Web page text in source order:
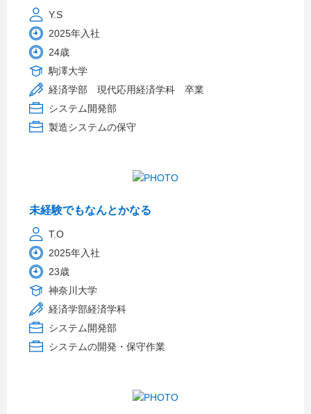
Y.S
2025年入社
24歳
駒澤大学
経済学部 現代応用経済学科 卒業
システム開発部
製造システムの保守
未経験でもなんとかなる
T.O
2025年入社
23歳
神奈川大学
経済学部経済学科
システム開発部
システムの開発・保守作業